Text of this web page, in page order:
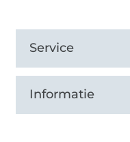
Service
Informatie